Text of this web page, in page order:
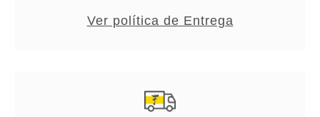
Ver política de Entrega